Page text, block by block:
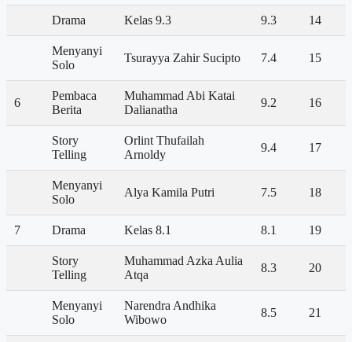
Drama Kelas 9.3 9.3 14
Menyanyi
Solo
Tsurayya Zahir Sucipto 7.4 15
6
Pembaca
Berita
Muhammad Abi Katai
Dalianatha
9.2 16
Story
Telling
Orlint Thufailah
Arnoldy
9.4 17
Menyanyi
Solo
Alya Kamila Putri 7.5 18
7 Drama Kelas 8.1 8.1 19
Story
Telling
Muhammad Azka Aulia
Atqa
8.3 20
Menyanyi
Solo
Narendra Andhika
Wibowo
8.5 21